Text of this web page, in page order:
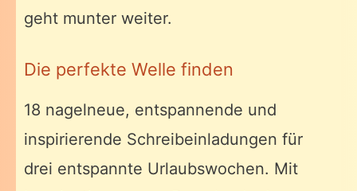
geht munter weiter.
Die perfekte Welle finden
18 nagelneue, entspannende und
inspirierende Schreibeinladungen für
drei entspannte Urlaubswochen. Mit